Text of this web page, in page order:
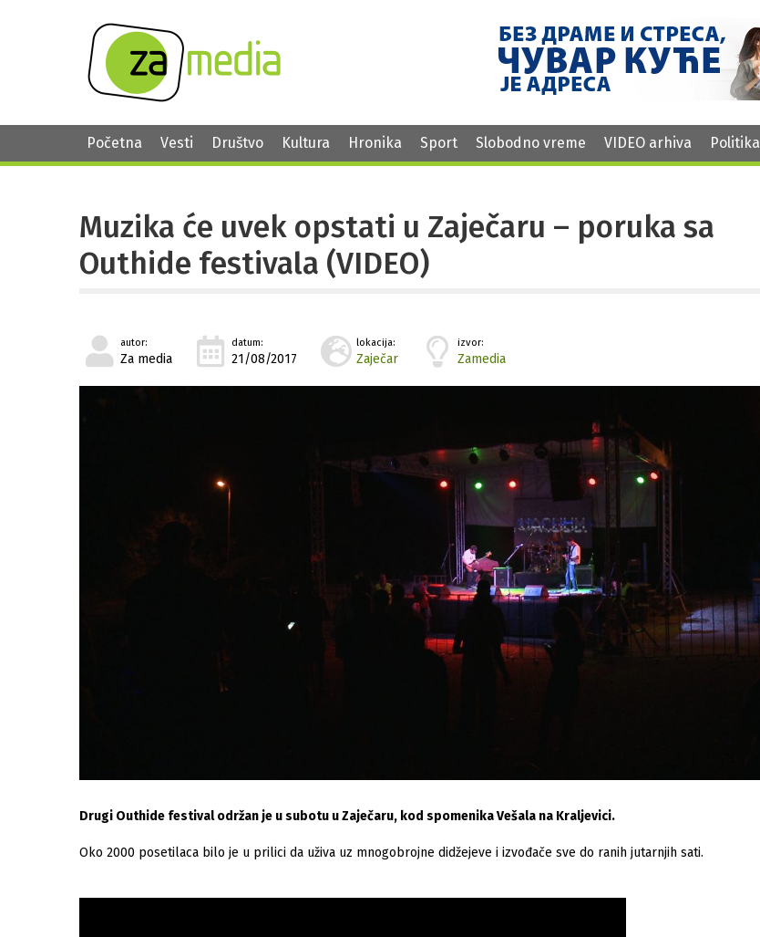
Početna Vesti Društvo Kultura Hronika Sport Slobodno vreme VIDEO arhiva Politika
Muzika će uvek opstati u Zaječaru – poruka sa
Outhide festivala (VIDEO)
autor:
Za media
datum:
21/08/2017
lokacija:
Zaječar
izvor:
Zamedia
Drugi Outhide festival održan je u subotu u Zaječaru, kod spomenika Vešala na Kraljevici.
Oko 2000 posetilaca bilo je u prilici da uživa uz mnogobrojne didžejeve i izvođače sve do ranih jutarnjih sati.